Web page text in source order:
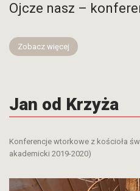
Ojcze nasz –
Zobacz więcej
Jan od Krzyża
Konferencje wtorkowe z kościoła
akademicki 2019-2020)